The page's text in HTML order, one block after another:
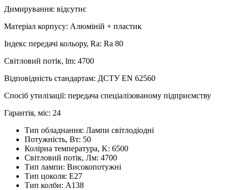
Димирування: відсутнє
Матеріал корпусу: Алюміній + пластик
Індекс передачі кольору, Ra: Ra 80
Світловий потік, lm: 4700
Відповідність стандартам: ДСТУ EN 62560
Спосіб утилізації: передача спеціалізованому підприємству
Гарантія, міс: 24
Тип обладнання: Лампи світлодіодні
Потужність, Вт: 50
Колірна температура, K: 6500
Світловий потік, Лм: 4700
Тип лампи: Високопотужні
Тип цоколя: E27
Тип колби: А138